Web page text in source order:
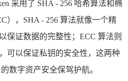
采用了 SHA - 256 哈希算法和椭
），SHA - 256 算法就像一个精
保证数据的完整性；ECC 算法则
可以保证私钥的安全性，这两种
数字资产安全保驾护航。